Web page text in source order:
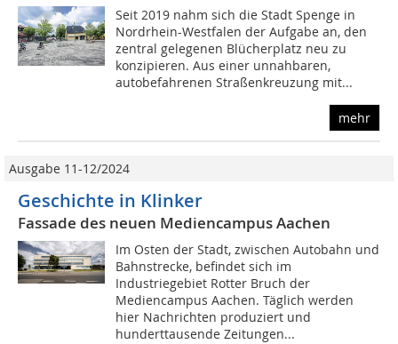
Seit 2019 nahm sich die Stadt Spenge in
Nordrhein-Westfalen der Aufgabe an, den
zentral gelegenen Blücherplatz neu zu
konzipieren. Aus einer unnahbaren,
autobefahrenen Straßenkreuzung mit...
mehr
Ausgabe 11-12/2024
Geschichte in Klinker
Fassade des neuen Mediencampus Aachen
Im Osten der Stadt, zwischen Autobahn und
Bahnstrecke, befindet sich im
Industriegebiet Rotter Bruch der
Mediencampus Aachen. Täglich werden
hier Nachrichten produziert und
hunderttausende Zeitungen...